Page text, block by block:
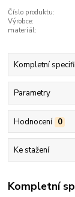
Číslo produktu:
Výrobce:
materiál:
Kompletní
Parametry
Hodnocení 0
Ke stažení
Kompletní